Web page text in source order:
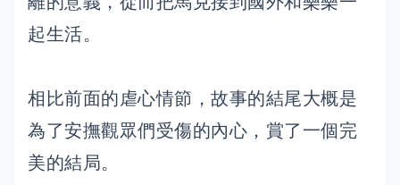
起生活。
相比前面的虐心情節，故事的結尾大概是
為了安撫觀眾們受傷的內心，賞了一個完
美的結局。